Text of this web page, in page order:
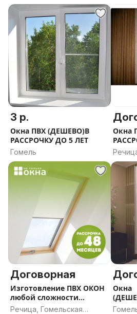
ДО 5 ЛЕТ.
3 р.
Окна ПВХ (ДЕШЕВО)В
РАССРОЧКУ ДО 5 ЛЕТ
Гомель
Окна
Договорная
Изготовление ПВХ ОКОН
любой сложности
ДЕШЕВО/В РАССРОЧКУ ДО
Речица, Гомельская
Окна